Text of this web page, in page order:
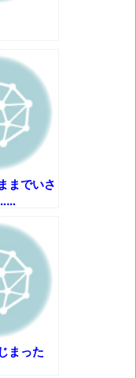
トムシ発見
目覚まし時計の
スパンキング除
が発生「丸裸に
した」と現在は
新着CGまとめ
ゲーム協会がゲー
題提起 他
睡眠だろうがど
FF7リベレーシ
gamescom 2026
までいさ
まった